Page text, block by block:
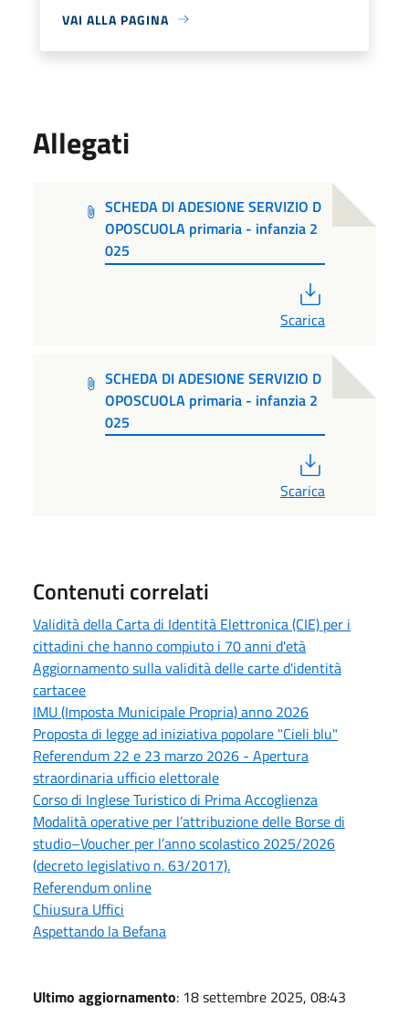
VAI ALLA PAGINA
Allegati
SCHEDA DI ADESIONE SERVIZIO D
OPOSCUOLA primaria - infanzia 2
025
Scarica
SCHEDA DI ADESIONE SERVIZIO D
OPOSCUOLA primaria - infanzia 2
025
Scarica
Contenuti correlati
Validità della Carta di Identità Elettronica (CIE) per i
cittadini che hanno compiuto i 70 anni d'età
Aggiornamento sulla validità delle carte d'identità
cartacee
IMU (Imposta Municipale Propria) anno 2026
Proposta di legge ad iniziativa popolare "Cieli blu"
Referendum 22 e 23 marzo 2026 - Apertura
straordinaria ufficio elettorale
Corso di Inglese Turistico di Prima Accoglienza
Modalità operative per l’attribuzione delle Borse di
studio–Voucher per l’anno scolastico 2025/2026
(decreto legislativo n. 63/2017).
Referendum online
Chiusura Uffici
Aspettando la Befana
Ultimo aggiornamento: 18 settembre 2025, 08:43